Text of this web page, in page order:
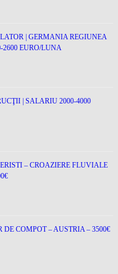
| GERMANIA REGIUNEA
2600 EURO/LUNA
| SALARIU 2000-4000
– CROAZIERE FLUVIALE
COMPOT – AUSTRIA – 3500€